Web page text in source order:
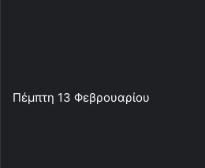
Πέμπτη 13 Φεβρουαρίου